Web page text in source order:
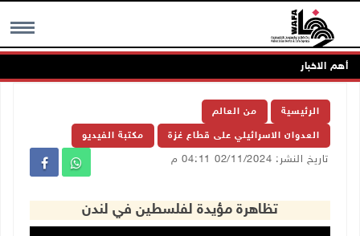
MENU أهم الاخبار
الرئيسية من العالم
العدوان الاسرائيلي على قطاع غزة مكتبة الفيديو
تاريخ النشر: 02/11/2024 04:11 م
تظاهرة مؤيدة لفلسطين في لندن